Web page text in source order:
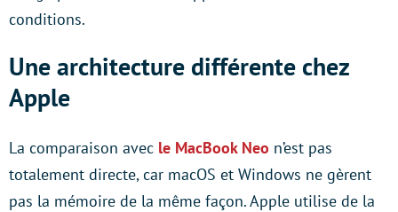
conditions.
Une architecture différente chez
Apple
La comparaison avec le MacBook Neo n’est pas
totalement directe, car macOS et Windows ne gèrent
pas la mémoire de la même façon. Apple utilise de la